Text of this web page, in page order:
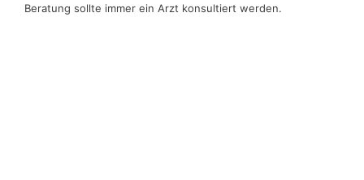
Beratung sollte immer ein Arzt konsultiert werden.